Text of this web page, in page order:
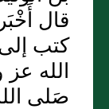
قال
كتب
الله
صَلى